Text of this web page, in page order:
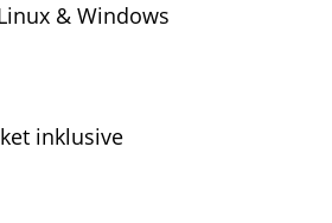
& Windows
inklusive